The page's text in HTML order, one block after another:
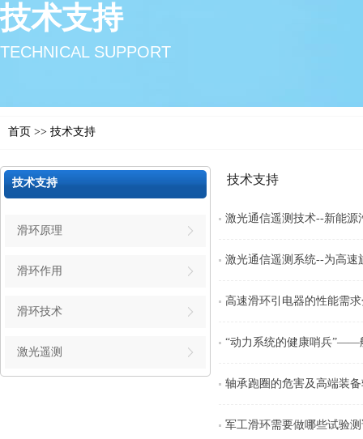
技术支持
TECHNICAL SUPPORT
首页 >> 技术支持
技术支持
滑环原理
滑环作用
滑环技术
激光遥测
技术支持
激光通信遥测技术--新能源
激光通信遥测系统--为高速
高速滑环引电器的性能需
“动力系统的健康哨兵”——
轴承跑圈的危害及高端装
军工滑环需要做哪些试验